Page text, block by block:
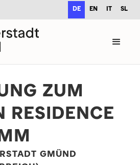
DE EN SL
ZUM
RESIDENCE
GMÜND